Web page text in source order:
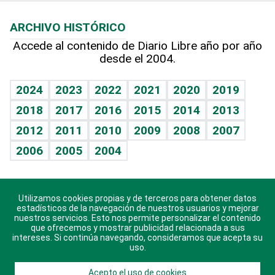
Hablando con el pediatra
Vida y familia
Eñe
Celebrando la vida
Sin complejos
En pocas palabras
Escuchando al corazón
Economía Personal
TBT Deportivo
Más firmas
Hecho en casa
Guía del dinero
Cumpleaños
Horóscopos
Crucigramas
ARCHIVO HISTÓRICO
Accede al contenido de Diario Libre año por año
desde el 2004.
2024 2023 2022 2021 2020
2019
2018
2017 2016 2015 2014
2013
2012
2011 2010 2009 2008
2007
2006
2005 2004
Descarga nuestras aplicaciones para Android, iOS y
sistema Huawei.
Utilizamos cookies propias y de terceros para obtener datos
estadísticos de la navegación de nuestros usuarios y mejorar
nuestros servicios. Esto nos permite personalizar el contenido
que ofrecemos y mostrar publicidad relacionada a sus
intereses. Si continúa navegando, consideramos que acepta su
uso.
Acepto el uso de cookies